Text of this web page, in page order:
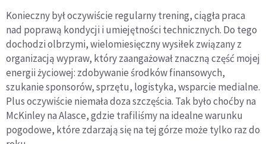
Konieczny był oczywiście regularny trening, ciągła praca
nad poprawą kondycji i umiejętności technicznych. Do tego
dochodzi olbrzymi, wielomiesięczny wysiłek związany z
organizacją wypraw, który zaangażował znaczną część mojej
energii życiowej: zdobywanie środków finansowych,
szukanie sponsorów, sprzętu, logistyka, wsparcie medialne.
Plus oczywiście niemała doza szczęścia. Tak było choćby na
McKinley na Alasce, gdzie trafiliśmy na idealne warunku
pogodowe, które zdarzają się na tej górze może tylko raz do